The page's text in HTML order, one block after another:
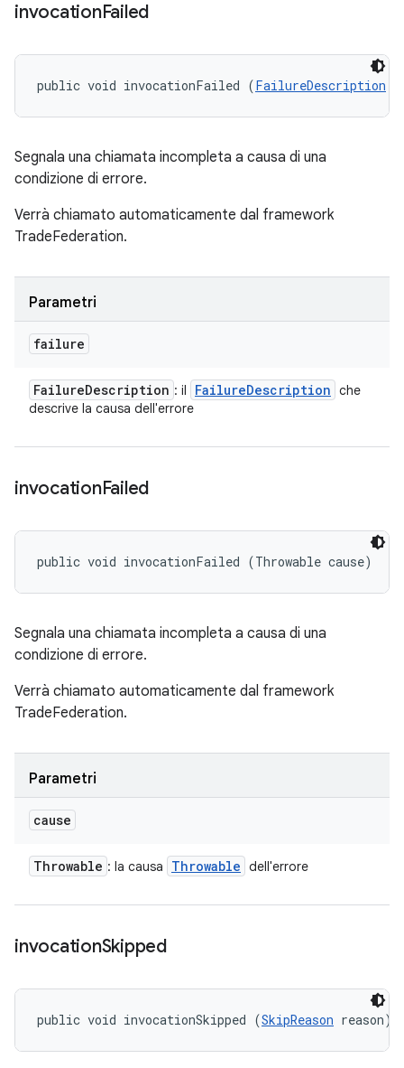
invocationFailed
public void invocationFailed (FailureDescription
Segnala una chiamata incompleta a causa di una
condizione di errore.
Verrà chiamato automaticamente dal framework
TradeFederation.
Parametri
failure
FailureDescription : il FailureDescription che
descrive la causa dell'errore
invocationFailed
public void invocationFailed (Throwable cause)
Segnala una chiamata incompleta a causa di una
condizione di errore.
Verrà chiamato automaticamente dal framework
TradeFederation.
Parametri
cause
Throwable : la causa Throwable dell'errore
invocationSkipped
public void invocationSkipped (SkipReason reason)